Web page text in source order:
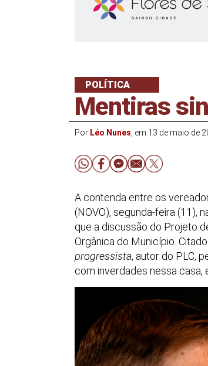
POLÍTICA
Mentiras
Por Léo Nunes , em 13 de maio de
A contenda entre os
(NOVO), segunda-feira (11),
que a discussão do Projeto
Orgânica do Município.
progressista, autor do PLC,
com inverdades nessa casa,